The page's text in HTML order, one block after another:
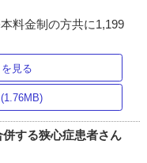
料金制の方共に1,199
見る
する狭心症患者さん